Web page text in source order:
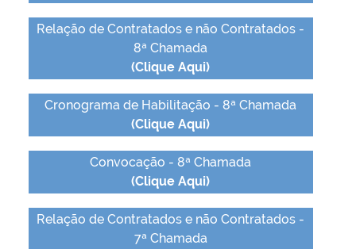
Relação de Contratados e não Contratados -
8ª Chamada
(Clique Aqui)
Cronograma de Habilitação - 8ª Chamada
(Clique Aqui)
Convocação - 8ª Chamada
(Clique Aqui)
Relação de Contratados e não Contratados -
7ª Chamada